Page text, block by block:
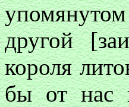
другой
короля
бы от нас